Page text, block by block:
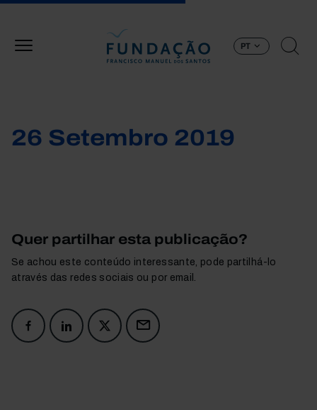
PT
26 Setembro 2019
Quer partilhar esta publicação?
Se achou este conteúdo interessante, pode partilhá-lo
através das redes sociais ou por email.